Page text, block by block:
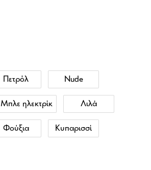
Πετρόλ Nude
Μπλε ηλεκτρίκ Λιλά
Φούξια Κυπαρισσί